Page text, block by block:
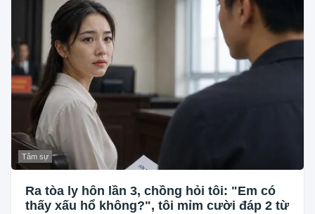
Tâm sự
Ra tòa ly hôn lần 3, chồng hỏi tôi: "Em có
thấy xấu hổ không?", tôi mỉm cười đáp 2 từ